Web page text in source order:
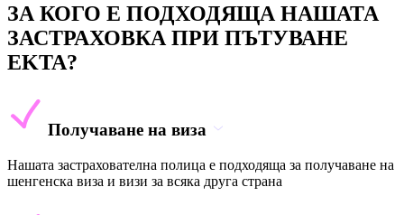
ЗА КОГО Е ПОДХОДЯЩА НАШАТА
ЗАСТРАХОВКА ПРИ ПЪТУВАНЕ
EKTA?
Получаване на виза
Нашата застрахователна полица е подходяща за получаване на
шенгенска виза и визи за всяка друга страна